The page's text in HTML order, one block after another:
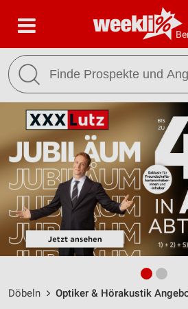
Döbeln Optiker & Hörakustik